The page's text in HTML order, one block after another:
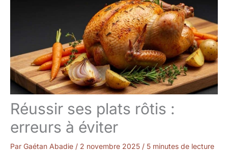
Réussir ses plats rôtis :
erreurs à éviter
Par Gaétan Abadie / 2 novembre 2025 / 5 minutes de lecture